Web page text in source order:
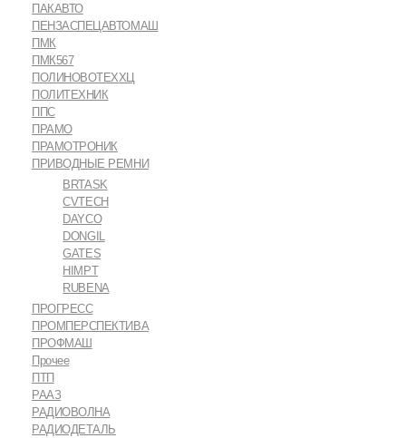
ПАКАВТО
ПЕНЗАСПЕЦАВТОМАШ
ПМК
ПМК567
ПОЛИНОВОТЕХХЦ
ПОЛИТЕХНИК
ППС
ПРАМО
ПРАМОТРОНИК
ПРИВОДНЫЕ РЕМНИ
BRTASK
CVTECH
DAYCO
DONGIL
GATES
HIMPT
RUBENA
ПРОГРЕСС
ПРОМПЕРСПЕКТИВА
ПРОФМАШ
Прочее
ПТП
РААЗ
РАДИОВОЛНА
РАДИОДЕТАЛЬ